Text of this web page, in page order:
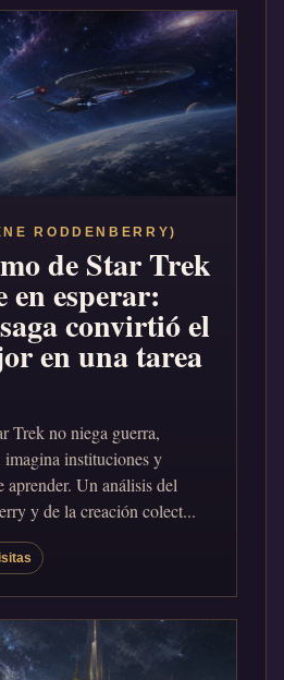
RODDENBERRY)
de Star Trek
en esperar:
convirtió el
en una tarea
Trek no niega guerra,
instituciones y
aprender. Un análisis del
y de la creación colect...